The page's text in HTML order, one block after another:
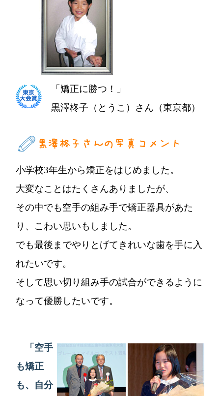
「矯正に勝つ！」
黒澤柊子（とうこ）さん（東京都）
小学校3年生から矯正をはじめました。
大変なことはたくさんありましたが、
その中でも空手の組み手で矯正器具があた
り、こわい思いもしました。
でも最後までやりとげてきれいな歯を手に入
れたいです。
そして思い切り組み手の試合ができるように
なって優勝したいです。
「空手
も矯正
も、自分